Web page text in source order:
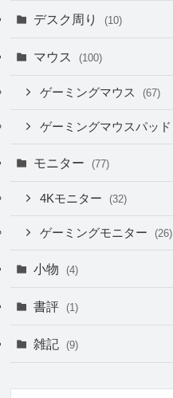
デスク周り (10)
マウス (100)
ゲーミングマウス (67)
ゲーミングマウスパッド
モニター (77)
4Kモニター (32)
ゲーミングモニター (26)
小物 (4)
書評 (1)
雑記 (9)